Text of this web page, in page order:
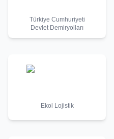
Türkiye Cumhuriyeti
Devlet Demiryolları
Ekol Lojistik